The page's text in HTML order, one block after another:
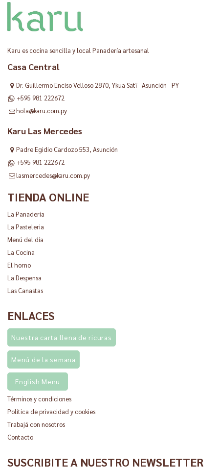
Karu es cocina sencilla y local Panadería artesanal
Casa Central
Dr. Guillermo Enciso Velloso 2870, Ykua Satĩ - Asunción - PY
+595 981 222672
hola@karu.com.py
Karu Las Mercedes
Padre Egidio Cardozo 553, Asunción
+595 981 222672
lasmercedes@karu.com.py
TIENDA ONLINE
La Panaderia
La Pasteleria
Menú del día
La Cocina
El horno
La Despensa
Las Canastas
ENLACES
Nuestra carta llena de ricuras
Menú de la semana
English Menu
Términos y condiciones
Política de privacidad y cookies
Trabajá con nosotros
Contacto
SUSCRIBITE A NUESTRO NEWSLETTER